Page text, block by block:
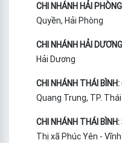
CHI NHÁNH HẢI
Quyền, Hải Phòng
CHI NHÁNH HẢI
Hải Dương
CHI NHÁNH THÁI BÌNH:
Quang Trung, TP.
CHI NHÁNH THÁI BÌNH:
Thị xã Phúc Yên -